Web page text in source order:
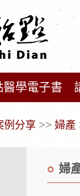
醫學電子書
例分享 >> 婦產
婦